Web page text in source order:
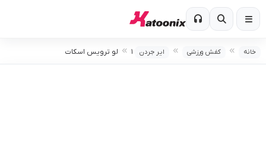
خانه کفش ورزشی ایر جردن ۱ لو ترویس اسکات